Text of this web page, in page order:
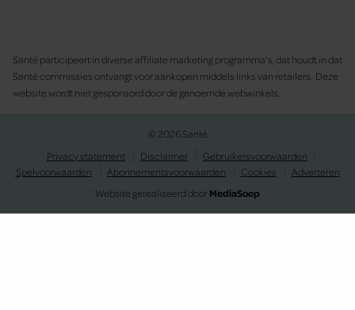
Santé participeert in diverse affiliate marketing programma’s, dat houdt in dat
Santé commissies ontvangt voor aankopen middels links van retailers. Deze
website wordt niet gesponsord door de genoemde webwinkels.
© 2026 Santé
Privacy statement
Disclaimer
Gebruikersvoorwaarden
Spelvoorwaarden
Abonnementsvoorwaarden Cookies
Adverteren
Website gerealiseerd doorMediaSoep